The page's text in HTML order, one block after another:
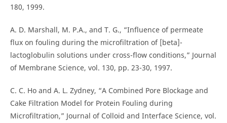
180, 1999.
A. D. Marshall, M. P.A., and T. G., “Influence of permeate
flux on fouling during the microfiltration of [beta]-
lactoglobulin solutions under cross-flow conditions,” Journal
of Membrane Science, vol. 130, pp. 23-30, 1997.
C. C. Ho and A. L. Zydney, “A Combined Pore Blockage and
Cake Filtration Model for Protein Fouling during
Microfiltration,” Journal of Colloid and Interface Science, vol.